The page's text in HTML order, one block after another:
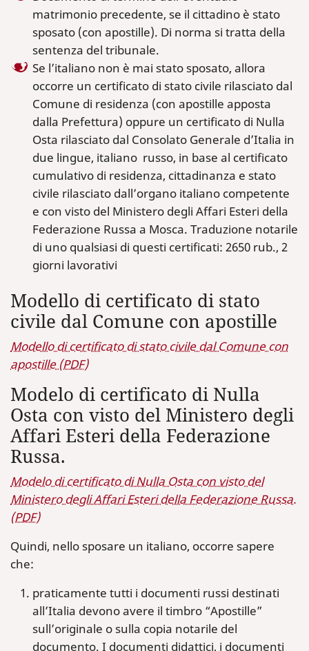
matrimonio precedente, se il cittadino è stato
sposato (con apostille). Di norma si tratta della
sentenza del tribunale.
Se l’italiano non è mai stato sposato, allora
occorre un certificato di stato civile rilasciato dal
Comune di residenza (con apostille apposta
dalla Prefettura) oppure un certificato di Nulla
Osta rilasciato dal Consolato Generale d’Italia in
due lingue, italiano russo, in base al certificato
cumulativo di residenza, cittadinanza e stato
civile rilasciato dall’organo italiano competente
e con visto del Ministero degli Affari Esteri della
Federazione Russa a Mosca. Traduzione notarile
di uno qualsiasi di questi certificati: 2650 rub., 2
giorni lavorativi
Modello di certificato di stato
civile dal Comune con apostille
Modello di certificato di stato civile dal Comune con
apostille (PDF)
Modelo di certificato di Nulla
Osta con visto del Ministero degli
Affari Esteri della Federazione
Russa.
Modelo di certificato di Nulla Osta con visto del
Ministero degli Affari Esteri della Federazione Russa.
(PDF)
Quindi, nello sposare un italiano, occorre sapere
che:
praticamente tutti i documenti russi destinati
all’Italia devono avere il timbro “Apostille”
sull’originale o sulla copia notarile del
documento. I documenti didattici, i documenti